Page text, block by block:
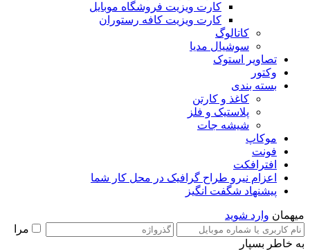
کارت ویزیت فروشگاه موبایل
کارت ویزیت کافه رستوران
کاتالوگ
سوشیال مدیا
تصاویر استوک
وکتور
بسته بندی
کاغذ و کارتن
پلاستیک و فلز
شیشه جات
موکاپ
فونت
افترافکت
اعزام نیرو طراح گرافیک در محل کار شما
پیشنهاد شگفت انگیز
میهمان وارد شوید
مرا
به خاطر بسپار